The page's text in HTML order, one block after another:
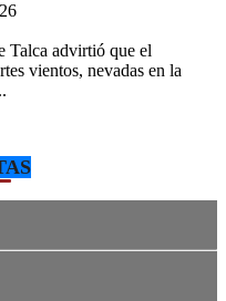
Talca advirtió que el
vientos, nevadas en la